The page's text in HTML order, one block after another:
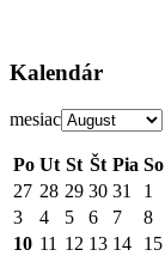
Kalendár
mesiac
Po Ut St Št Pia So
27 28 29 30 31 1
3
4 5 6 7 8
10 11 12 13 14 15